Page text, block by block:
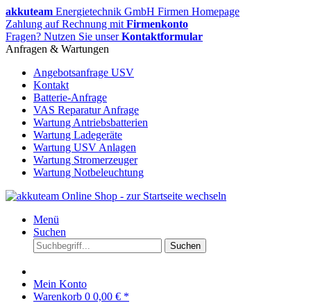
akkuteam Energietechnik GmbH Firmen Homepage
Zahlung auf Rechnung mit Firmenkonto
Fragen? Nutzen Sie unserKontaktformular
Anfragen & Wartungen
Angebotsanfrage USV
Kontakt
Batterie-Anfrage
VAS Reparatur Anfrage
Wartung Antriebsbatterien
Wartung Ladegeräte
Wartung USV Anlagen
Wartung Stromerzeuger
Wartung Notbeleuchtung
Menü
Suchen
Suchen
Mein Konto
Warenkorb 0 0,00 € *